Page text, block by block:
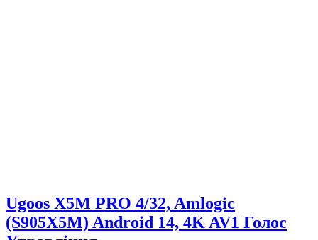
Ugoos X5M PRO 4/32, Amlogic
(S905X5M) Android 14, 4K AV1 Голос